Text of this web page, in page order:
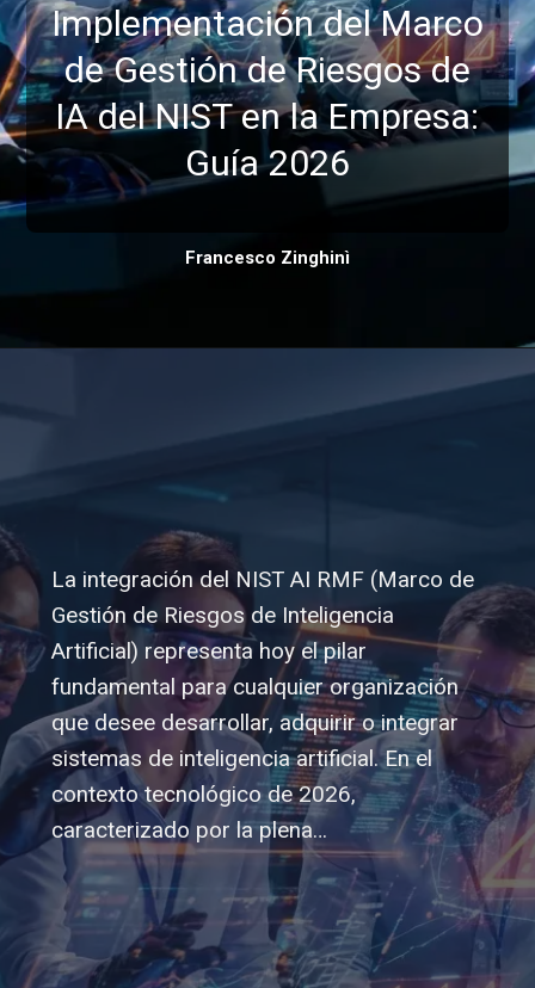
Implementación del Marco
de Gestión de Riesgos de
IA del NIST en la Empresa:
Guía 2026
Francesco Zinghinì
La integración del NIST AI RMF (Marco de
Gestión de Riesgos de Inteligencia
Artificial) representa hoy el pilar
fundamental para cualquier organización
que desee desarrollar, adquirir o integrar
sistemas de inteligencia artificial. En el
contexto tecnológico de 2026,
caracterizado por la plena…